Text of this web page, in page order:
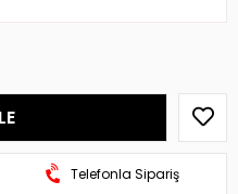
Telefonla Sipariş